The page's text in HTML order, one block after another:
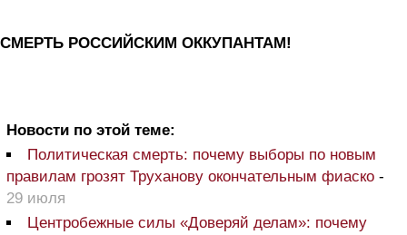
СМЕРТЬ РОССИЙСКИМ ОККУПАНТАМ!
Новости по этой теме:
Политическая смерть: почему выборы по новым
правилам грозят Труханову окончательным фиаско -
29 июля
Центробежные силы «Доверяй делам»: почему